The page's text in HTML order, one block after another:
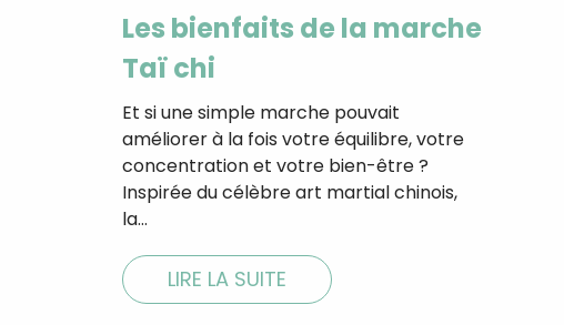
Les bienfaits de la marche
Taï chi
Et si une simple marche pouvait
améliorer à la fois votre équilibre, votre
concentration et votre bien-être ?
Inspirée du célèbre art martial chinois,
la…
LIRE LA SUITE